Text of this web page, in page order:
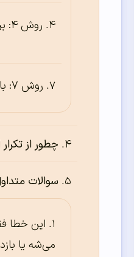
روش ۴: بررسی قالب
روش ۷: بازنشانی فایل .htaccess
چطور از
سوالات
این خطا
می‌شه یا